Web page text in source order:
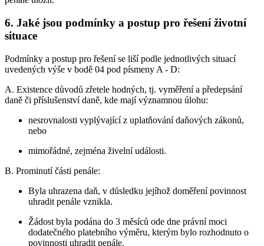
6. Jaké jsou podmínky a postup pro řešení životní
situace
Podmínky a postup pro řešení se liší podle jednotlivých situací
uvedených výše v bodě 04 pod písmeny A - D:
A. Existence důvodů zřetele hodných, tj. vyměření a předepsání
daně či příslušenství daně, kde mají významnou úlohu:
nesrovnalosti vyplývající z uplatňování daňových zákonů,
nebo
mimořádné, zejména živelní události.
B. Prominutí části penále:
Byla uhrazena daň, v důsledku jejíhož doměření povinnost
uhradit penále vznikla.
Žádost byla podána do 3 měsíců ode dne právní moci
dodatečného platebního výměru, kterým bylo rozhodnuto o
povinnosti uhradit penále.